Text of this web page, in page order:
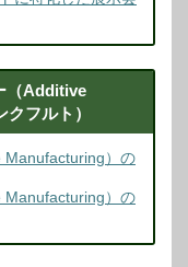
（Additive
フルト）
Manufacturing）の
Manufacturing）の